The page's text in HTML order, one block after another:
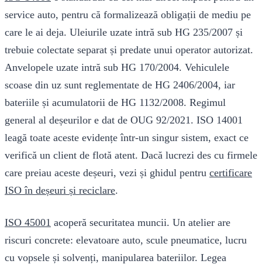
service auto, pentru că formalizează obligații de mediu pe
care le ai deja. Uleiurile uzate intră sub HG 235/2007 și
trebuie colectate separat și predate unui operator autorizat.
Anvelopele uzate intră sub HG 170/2004. Vehiculele
scoase din uz sunt reglementate de HG 2406/2004, iar
bateriile și acumulatorii de HG 1132/2008. Regimul
general al deșeurilor e dat de OUG 92/2021. ISO 14001
leagă toate aceste evidențe într-un singur sistem, exact ce
verifică un client de flotă atent. Dacă lucrezi des cu firmele
care preiau aceste deșeuri, vezi și ghidul pentru certificare
ISO în deșeuri și reciclare.
ISO 45001 acoperă securitatea muncii. Un atelier are
riscuri concrete: elevatoare auto, scule pneumatice, lucru
cu vopsele și solvenți, manipularea bateriilor. Legea